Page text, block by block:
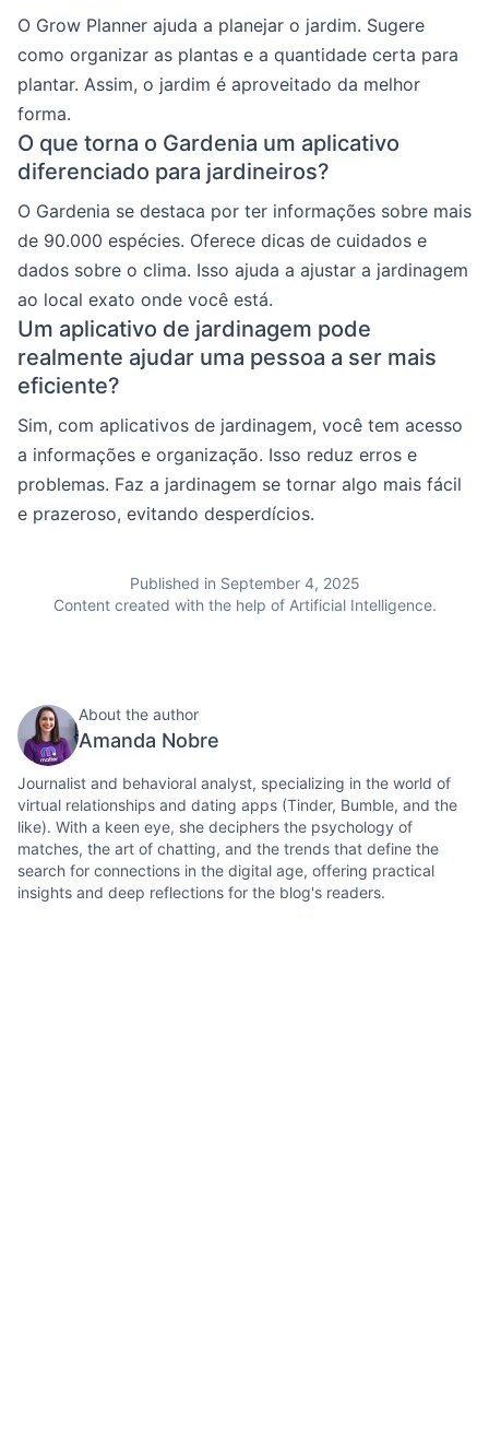
O Grow Planner ajuda a planejar o jardim. Sugere
como organizar as plantas e a quantidade certa para
plantar. Assim, o jardim é aproveitado da melhor
forma.
O que torna o Gardenia um aplicativo
diferenciado para jardineiros?
O Gardenia se destaca por ter informações sobre mais
de 90.000 espécies. Oferece dicas de cuidados e
dados sobre o clima. Isso ajuda a ajustar a jardinagem
ao local exato onde você está.
Um aplicativo de jardinagem pode
realmente ajudar uma pessoa a ser mais
eficiente?
Sim, com aplicativos de jardinagem, você tem acesso
a informações e organização. Isso reduz erros e
problemas. Faz a jardinagem se tornar algo mais fácil
e prazeroso, evitando desperdícios.
Published in September 4, 2025
Content created with the help of Artificial Intelligence.
About the author
Amanda Nobre
Journalist and behavioral analyst, specializing in the world of
virtual relationships and dating apps (Tinder, Bumble, and the
like). With a keen eye, she deciphers the psychology of
matches, the art of chatting, and the trends that define the
search for connections in the digital age, offering practical
insights and deep reflections for the blog's readers.